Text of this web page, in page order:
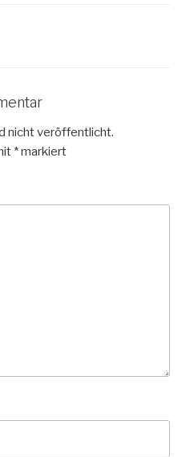
nicht veröffentlicht.
*markiert